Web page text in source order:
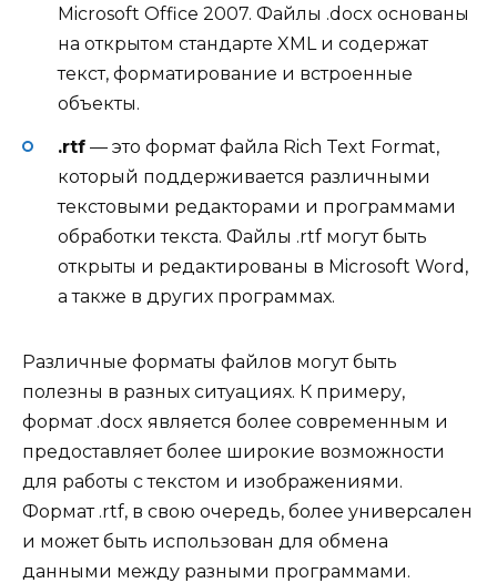
Microsoft Office 2007. Файлы .docx основаны
на открытом стандарте XML и содержат
текст, форматирование и встроенные
объекты.
.rtf — это формат файла Rich Text Format,
который поддерживается различными
текстовыми редакторами и программами
обработки текста. Файлы .rtf могут быть
открыты и редактированы в Microsoft Word,
а также в других программах.
Различные форматы файлов могут быть
полезны в разных ситуациях. К примеру,
формат .docx является более современным и
предоставляет более широкие возможности
для работы с текстом и изображениями.
Формат .rtf, в свою очередь, более универсален
и может быть использован для обмена
данными между разными программами.